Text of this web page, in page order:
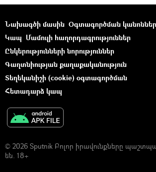
Նախագծի մասին Օգտագործման
Կապ Մամուլի հաղորդագրություններ
Ընկերությունների նորություններ
Գաղտնիության քաղաքականություն
Տեղեկանիշի (cookie) օգտագործման
Հետադարձ կապ
© 2026 Sputnik Բոլոր իրավունքները
են. 18+